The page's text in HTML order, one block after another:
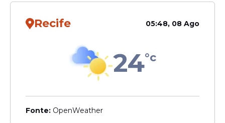
Recife 05:48, 08 Ago
24°c
Fonte: OpenWeather